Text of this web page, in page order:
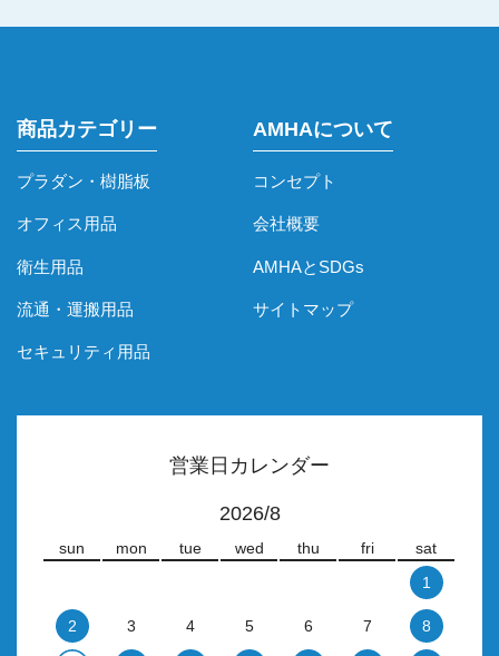
商品カテゴリー
プラダン・樹脂板
オフィス用品
衛生用品
流通・運搬用品
セキュリティ用品
AMHAについて
コンセプト
会社概要
AMHAとSDGs
サイトマップ
営業日カレンダー
2026/8
sun mon tue wed thu fri
sat
1
2 3 4 5 6 7 8